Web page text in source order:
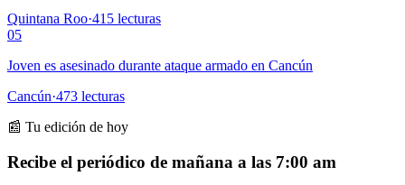
Quintana Roo·415 lecturas
05
Joven es asesinado durante ataque armado en Cancún
Cancún·473 lecturas
📰 Tu edición de hoy
Recibe el periódico de mañana a las 7:00 am